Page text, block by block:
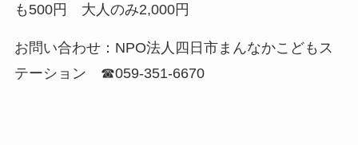
も500円 大人のみ2,000円
お問い合わせ：NPO法人四日市まんなかこどもス
テーション ☎059-351-6670